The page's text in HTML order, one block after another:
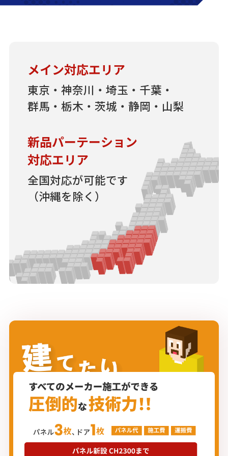
メイン対応エリア
東京・神奈川・埼玉・千葉・
群馬・栃木・茨城・静岡・山梨
新品パーテーション
対応エリア
全国対応が可能です
（沖縄を除く）